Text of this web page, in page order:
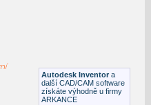
Autodesk Inventor a
další CAD/CAM software
získáte výhodně u firmy
ARKANCE